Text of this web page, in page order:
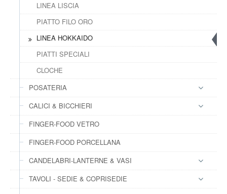
FAQs
LOGIN
REGISTRATI
LINEA LISCIA
PIATTO FILO ORO
LINEA HOKKAIDO
PIATTI SPECIALI
CLOCHE
POSATERIA
CALICI & BICCHIERI
FINGER-FOOD VETRO
FINGER-FOOD PORCELLANA
CANDELABRI-LANTERNE & VASI
TAVOLI - SEDIE & COPRISEDIE